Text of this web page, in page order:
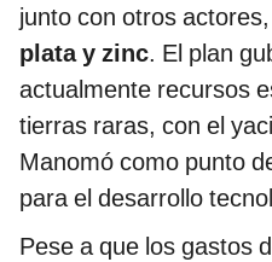
junto con otros
plata y zinc. El plan
actualmente recursos
tierras raras, con el
Manomó como punto
para el desarrollo
Pese a que los gastos